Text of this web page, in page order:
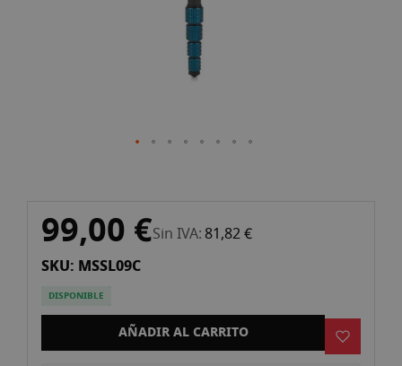
comienzo
de
galería
imágenes
99,00 €Sin IVA 81,82 €
SKU: MSSL09C
DISPONIBLE
AÑADIR AL CARRITO